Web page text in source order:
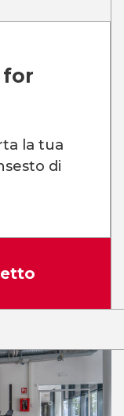
for
la tua
di